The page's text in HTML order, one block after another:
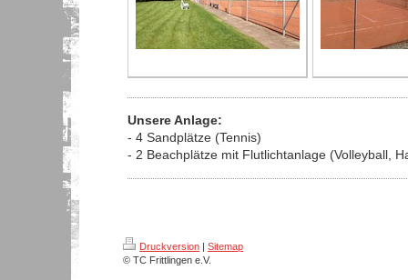
Unsere Anlage:
- 4 Sandplätze (Tennis)
- 2 Beachplätze mit Flutlichtanlage (Volleyball,
Druckversion | Sitemap
© TC Frittlingen e.V.